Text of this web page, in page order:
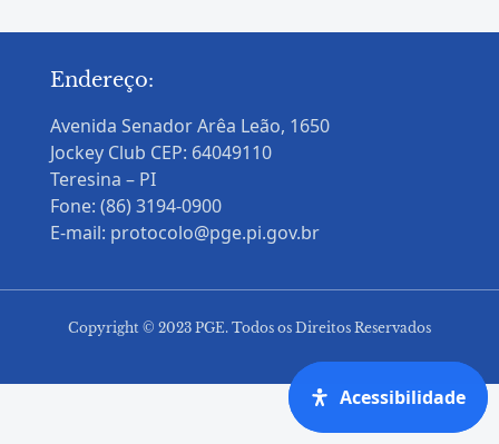
Endereço:
Avenida Senador Arêa Leão, 1650
Jockey Club CEP: 64049110
Teresina – PI
Fone: (86) 3194-0900
E-mail: protocolo@pge.pi.gov.br
Copyright © 2023 PGE. Todos os Direitos Reservados
Acessibilidade
Acessibilidade